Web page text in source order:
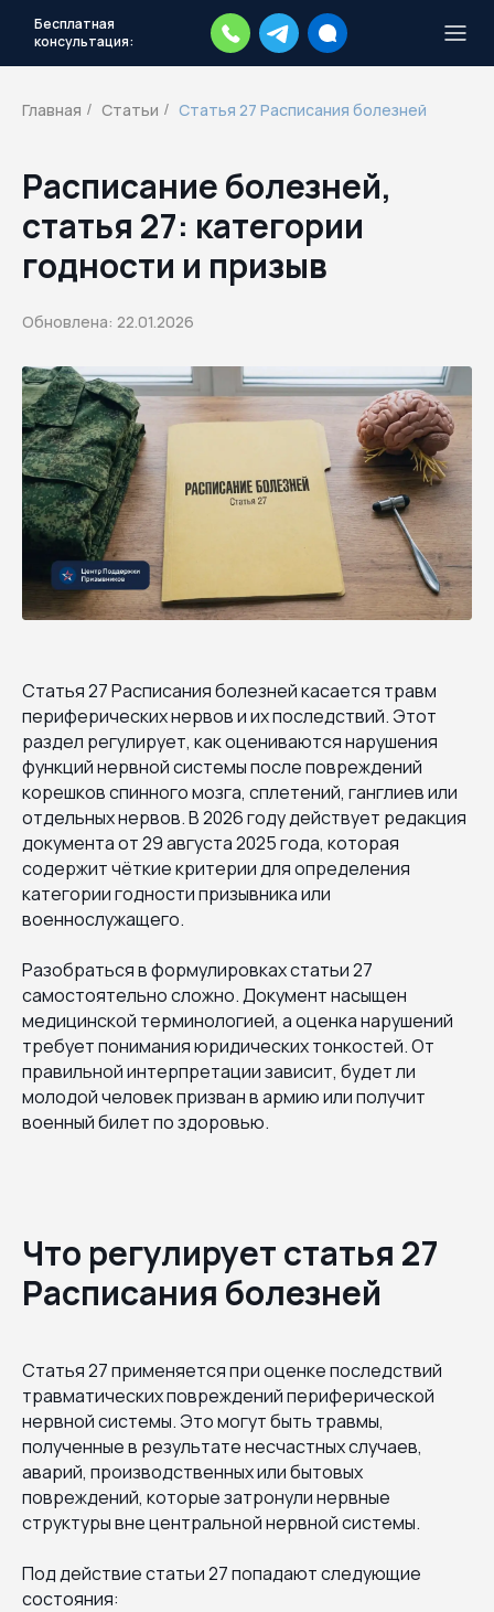
Бесплатная
консультация:
Главная / Статьи / Статья 27 Расписания болезней
Расписание болезней,
статья 27: категории
годности и призыв
Обновлена: 22.01.2026
Статья 27 Расписания болезней касается травм
периферических нервов и их последствий. Этот
раздел регулирует, как оцениваются нарушения
функций нервной системы после повреждений
корешков спинного мозга, сплетений, ганглиев или
отдельных нервов. В 2026 году действует редакция
документа от 29 августа 2025 года, которая
содержит чёткие критерии для определения
категории годности призывника или
военнослужащего.
Разобраться в формулировках статьи 27
самостоятельно сложно. Документ насыщен
медицинской терминологией, а оценка нарушений
требует понимания юридических тонкостей. От
правильной интерпретации зависит, будет ли
молодой человек призван в армию или получит
военный билет по здоровью.
Что регулирует статья 27
Расписания болезней
Статья 27 применяется при оценке последствий
травматических повреждений периферической
нервной системы. Это могут быть травмы,
полученные в результате несчастных случаев,
аварий, производственных или бытовых
повреждений, которые затронули нервные
структуры вне центральной нервной системы.
Под действие статьи 27 попадают следующие
состояния:
каждый день.
Экстренный план
действий